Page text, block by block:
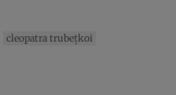
cleopatra trubeţkoi